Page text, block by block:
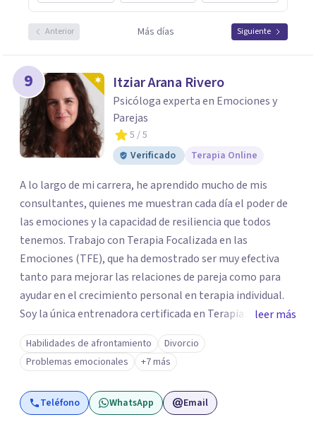
Anterior Más días Siguiente
9 Itziar Arana Rivero
Psicóloga experta en Emociones y
Parejas
5 / 5
Verificado
Terapia Online
A lo largo de mi carrera, he aprendido mucho de mis
consultantes, quienes me muestran cada día el poder de
las emociones y la capacidad de resiliencia que todos
tenemos. Trabajo con Terapia Focalizada en las
Emociones (TFE), que ha demostrado ser muy efectiva
tanto para mejorar las relaciones de pareja como para
ayudar en el crecimiento personal en terapia individual.
Soy la única entrenadora certificada en Terapia
Focalizada en las Emociones (TFE) en España, además de
supervisora y terapeuta certificada. La TFE ha
demostrado una mejora significativa en las relaciones,
con un 70-75% de éxito y felicidad duradera. Este enfoque
también transforma la vida en terapia individual,
leer más
Habilidades de afrontamiento
Divorcio
Problemas emocionales
+7 más
Teléfono WhatsApp Email